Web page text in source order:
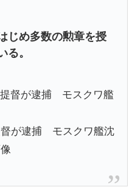
じめ多数の勲章を授
る。
督が逮捕 モスクワ艦沈